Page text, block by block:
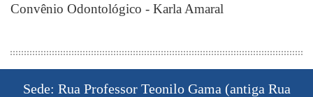
Convênio Odontológico - Karla Amaral
Sede: Rua Professor Teonilo Gama (antiga Rua